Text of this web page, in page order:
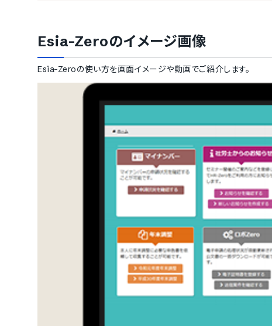
Esia-Zeroのイメージ画像
Esia-Zeroの使い方を画面イメージや動画でご紹介します。